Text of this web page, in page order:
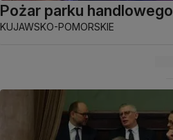
Pożar parku handlowego
KUJAWSKO-POMORSKIE